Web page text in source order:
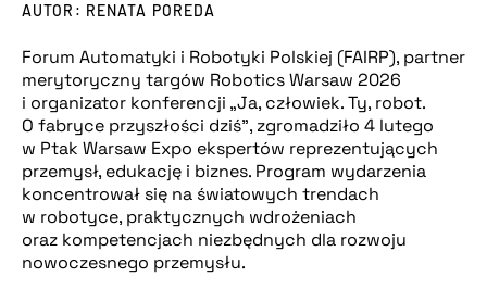
AUTOR: RENATA POREDA
Forum Automatyki i Robotyki Polskiej (FAIRP), partner
merytoryczny targów Robotics Warsaw 2026
i organizator konferencji „Ja, człowiek. Ty, robot.
O fabryce przyszłości dziś”, zgromadziło 4 lutego
w Ptak Warsaw Expo ekspertów reprezentujących
przemysł, edukację i biznes. Program wydarzenia
koncentrował się na światowych trendach
w robotyce, praktycznych wdrożeniach
oraz kompetencjach niezbędnych dla rozwoju
nowoczesnego przemysłu.